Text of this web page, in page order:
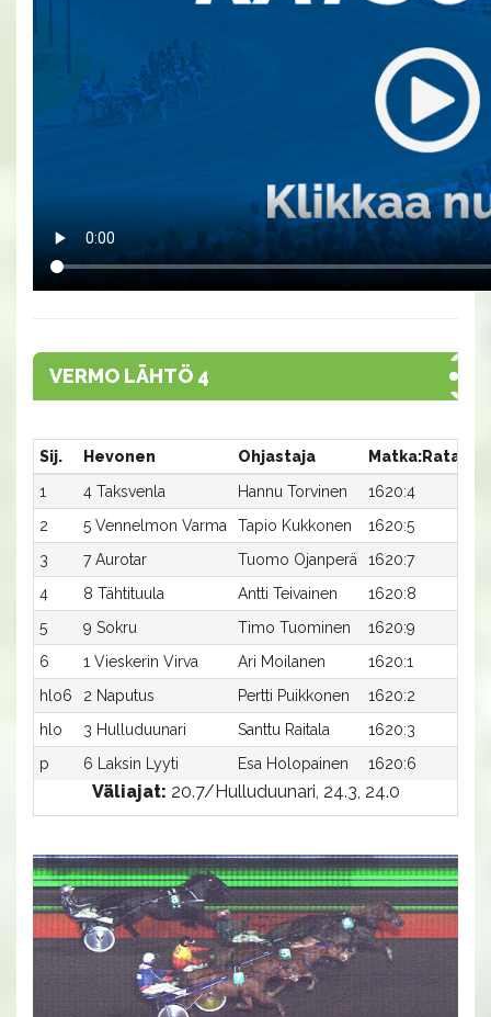
VERMO LÄHTÖ 4
Sij. Hevonen Ohjastaja Matka:Rata
1
4 Taksvenla Hannu Torvinen 1620:4
2
5 Vennelmon Varma Tapio Kukkonen 1620:5
3
7 Aurotar Tuomo Ojanperä 1620:7
4
8 Tähtituula Antti Teivainen 1620:8
5
9 Sokru Timo Tuominen 1620:9
6
1 Vieskerin Virva Ari Moilanen 1620:1
hlo6
2 Naputus Pertti Puikkonen 1620:2
hlo
3 Hulluduunari Santtu Raitala 1620:3
p
6 Laksin Lyyti Esa Holopainen 1620:6
Väliajat: 20.7/Hulluduunari, 24.3, 24.0